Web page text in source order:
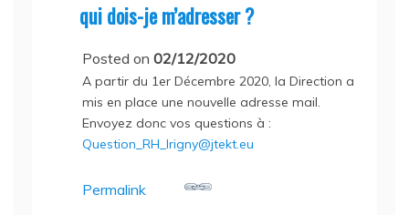
qui dois-je m’adresser ?
Posted on 02/12/2020
A partir du 1er Décembre 2020, la Direction a
mis en place une nouvelle adresse mail.
Envoyez donc vos questions à :
Question_RH_Irigny@jtekt.eu
Permalink